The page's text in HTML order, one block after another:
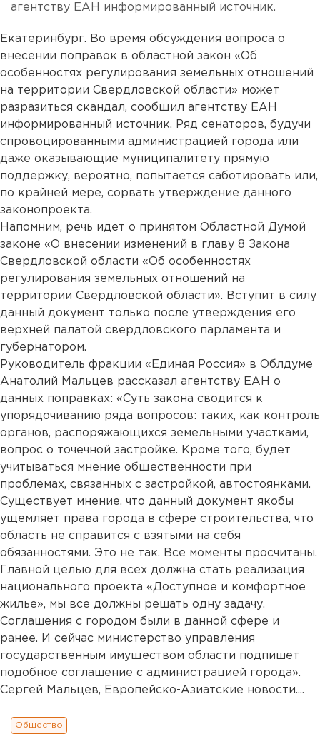
агентству ЕАН информированный источник.
Екатеринбург. Во время обсуждения вопроса о
внесении поправок в областной закон «Об
особенностях регулирования земельных отношений
на территории Свердловской области» может
разразиться скандал, сообщил агентству ЕАН
информированный источник. Ряд сенаторов, будучи
спровоцированными администрацией города или
даже оказывающие муниципалитету прямую
поддержку, вероятно, попытается саботировать или,
по крайней мере, сорвать утверждение данного
законопроекта.
Напомним, речь идет о принятом Областной Думой
законе «О внесении изменений в главу 8 Закона
Свердловской области «Об особенностях
регулирования земельных отношений на
территории Свердловской области». Вступит в силу
данный документ только после утверждения его
верхней палатой свердловского парламента и
губернатором.
Руководитель фракции «Единая Россия» в Облдуме
Анатолий Мальцев рассказал агентству ЕАН о
данных поправках: «Суть закона сводится к
упорядочиванию ряда вопросов: таких, как контроль
органов, распоряжающихся земельными участками,
вопрос о точечной застройке. Кроме того, будет
учитываться мнение общественности при
проблемах, связанных с застройкой, автостоянками.
Существует мнение, что данный документ якобы
ущемляет права города в сфере строительства, что
область не справится с взятыми на себя
обязанностями. Это не так. Все моменты просчитаны.
Главной целью для всех должна стать реализация
национального проекта «Доступное и комфортное
жилье», мы все должны решать одну задачу.
Соглашения с городом были в данной сфере и
ранее. И сейчас министерство управления
государственным имуществом области подпишет
подобное соглашение с администрацией города».
Сергей Мальцев, Европейско-Азиатские новости....
Общество